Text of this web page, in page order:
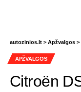
autozinios.lt > Apžvalgos >
APŽVALGOS
Citroën